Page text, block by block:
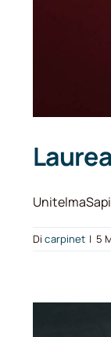
Dicarpinet | 5